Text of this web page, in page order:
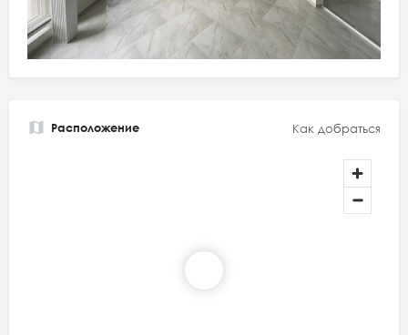
Расположение Как добраться